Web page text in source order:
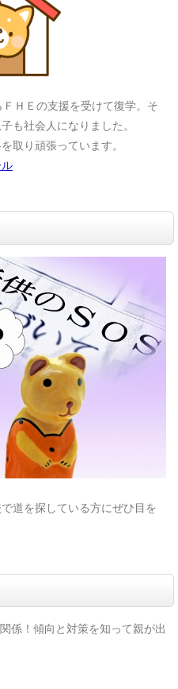
ＨＥの支援を受けて復学。そ
も社会人になりました。
取り頑張っています。
道を探している方にぜひ目を
係！傾向と対策を知って親が出